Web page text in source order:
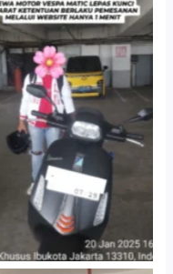
Cityplaza Jatinegara
Gedung Parkir P6A